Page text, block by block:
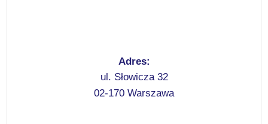
Adres:
ul. Słowicza 32
02-170 Warszawa